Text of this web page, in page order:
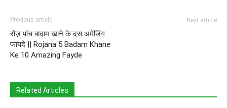
Previous article
रोज़ पांच बादाम खाने के दस अमेजिंग
फायदे || Rojana 5 Badam Khane
Ke 10 Amazing Fayde
Next article
Related Articles